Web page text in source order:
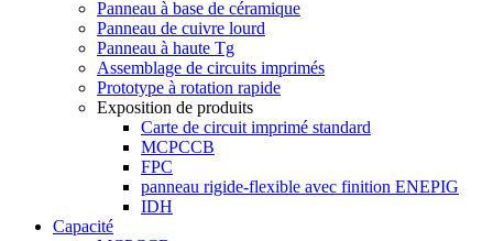
Panneau à base de céramique
Panneau de cuivre lourd
Panneau à haute Tg
Assemblage de circuits imprimés
Prototype à rotation rapide
Exposition de produits
Carte de circuit imprimé standard
MCPCCB
FPC
panneau rigide-flexible avec finition ENEPIG
IDH
Capacité